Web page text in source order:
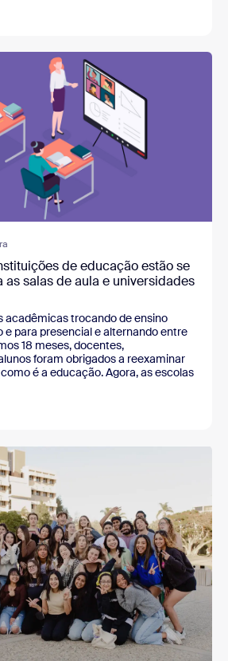
de educação estão se
salas de aula e universidades
acadêmicas trocando de ensino
e para presencial e alternando entre
18 meses, docentes,
foram obrigados a reexaminar
é a educação. Agora, as escolas